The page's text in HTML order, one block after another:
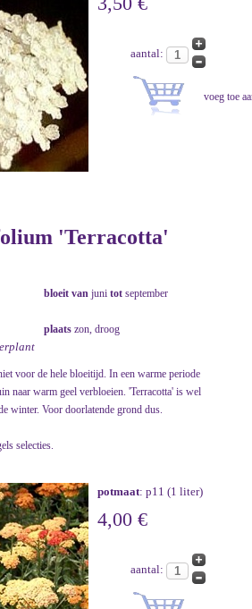
aantal:
'Terracotta'
bloeit van juni tot september
plaats zon, droog
voor de hele bloeitijd. In een warme periode
naar warm geel verbloeien. 'Terracotta' is wel
winter. Voor doorlatende grond dus.
selecties.
potmaat: p11 (1 liter)
4,00 €
aantal: